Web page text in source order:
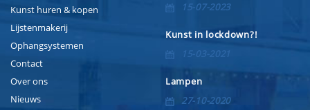
Kunst huren & kopen
Lijstenmakerij
Ophangsystemen
Contact
Over ons
Nieuws
15-07-2023
Kunst in lockdown?!
15-03-2021
Lampen
27-10-2020